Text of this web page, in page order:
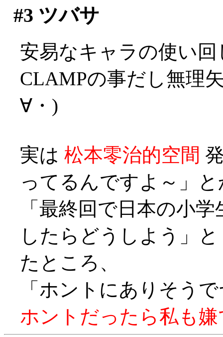
#3 ツバサ
安易なキャラの使い
CLAMPの事だし無理
∀・)
実は 松本零治的空間
ってるんですよ～」
「最終回で日本の小
したらどうしよう」と
たところ、
「ホントにありそう
ホントだったら私も嫌